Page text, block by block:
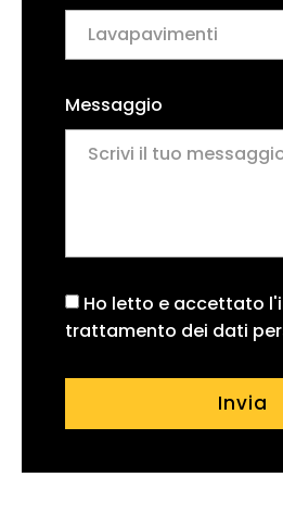
Messaggio
Ho letto e accettato
trattamento dei dati
Invia